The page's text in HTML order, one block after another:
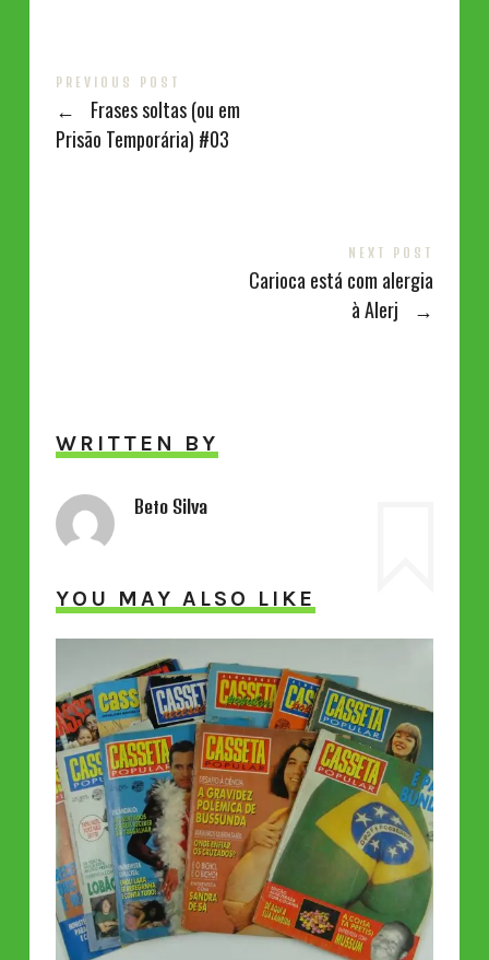
PREVIOUS POST
←
Frases soltas (ou em
Prisão Temporária) #03
NEXT POST
Carioca está com alergia
à Alerj
→
WRITTEN BY
Beto Silva
YOU MAY ALSO LIKE